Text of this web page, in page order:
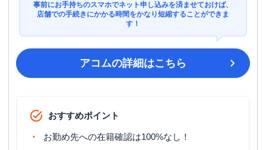
事前にお手持ちのスマホでネット申し込みを済ませておけば、
店舗での手続きにかかる時間をかなり短縮することができま
す！
アコムの詳細はこちら
おすすめポイント
お勤め先への在籍確認は100%なし！